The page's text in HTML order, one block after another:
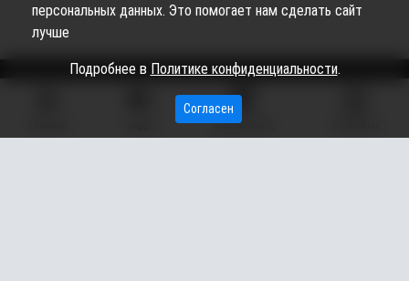
Сетевое издание «Вестник Сургутского района» (16+)
МЫ НА КАРТЕ
персональных данных. Это помогает нам сделать сайт
лучше
Подробнее в Политике конфиденциальности.
Согласен